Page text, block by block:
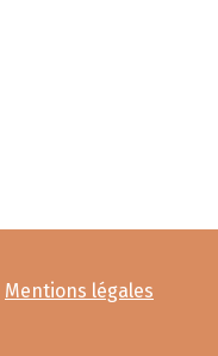
Mentions légales